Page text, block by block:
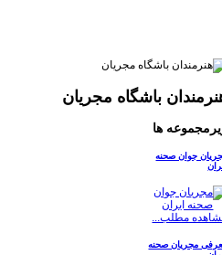
باشگاه مجریان
ها
جوان صحنه
مطلب...
مجریان صحنه